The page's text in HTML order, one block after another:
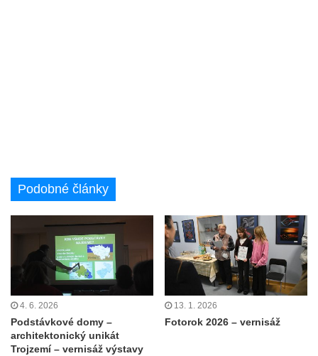
Podobné články
4. 6. 2026
Podstávkové domy –
architektonický unikát
Trojzemí – vernisáž výstavy
13. 1. 2026
Fotorok 2026 – vernisáž